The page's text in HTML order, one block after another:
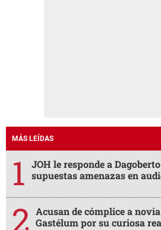
MÁS LEÍDAS
JOH le responde a
supuestas amenazas en
Acusan de cómplice a
Gastélum por su curiosa